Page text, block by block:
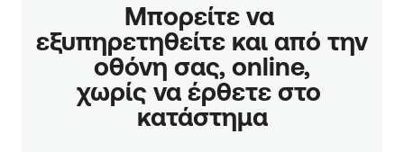
Μπορείτε να
εξυπηρετηθείτε και από την
οθόνη σας, online,
χωρίς να έρθετε στο
κατάστημα